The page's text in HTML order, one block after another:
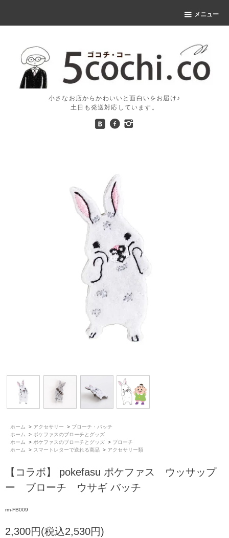
メニュー
小さなお店からかわいいと面白いをお届け♪
土日も発送対応しています。
ホーム > アクセサリー > ブローチ・バッチ
ホーム
> ポケファスのブローチとグッズ
ホーム
> ポケファスのブローチとグッズ > ブローチ
ホーム
> スマートレターで送れる商品 > アクセサリー類
【コラボ】 pokefasu ポケファス ウッサップ
ー ブローチ ウサギ バッチ
rm-FB009
2,300円(税込2,530円)